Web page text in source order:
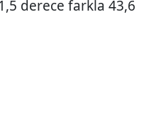
derece farkla 43,6